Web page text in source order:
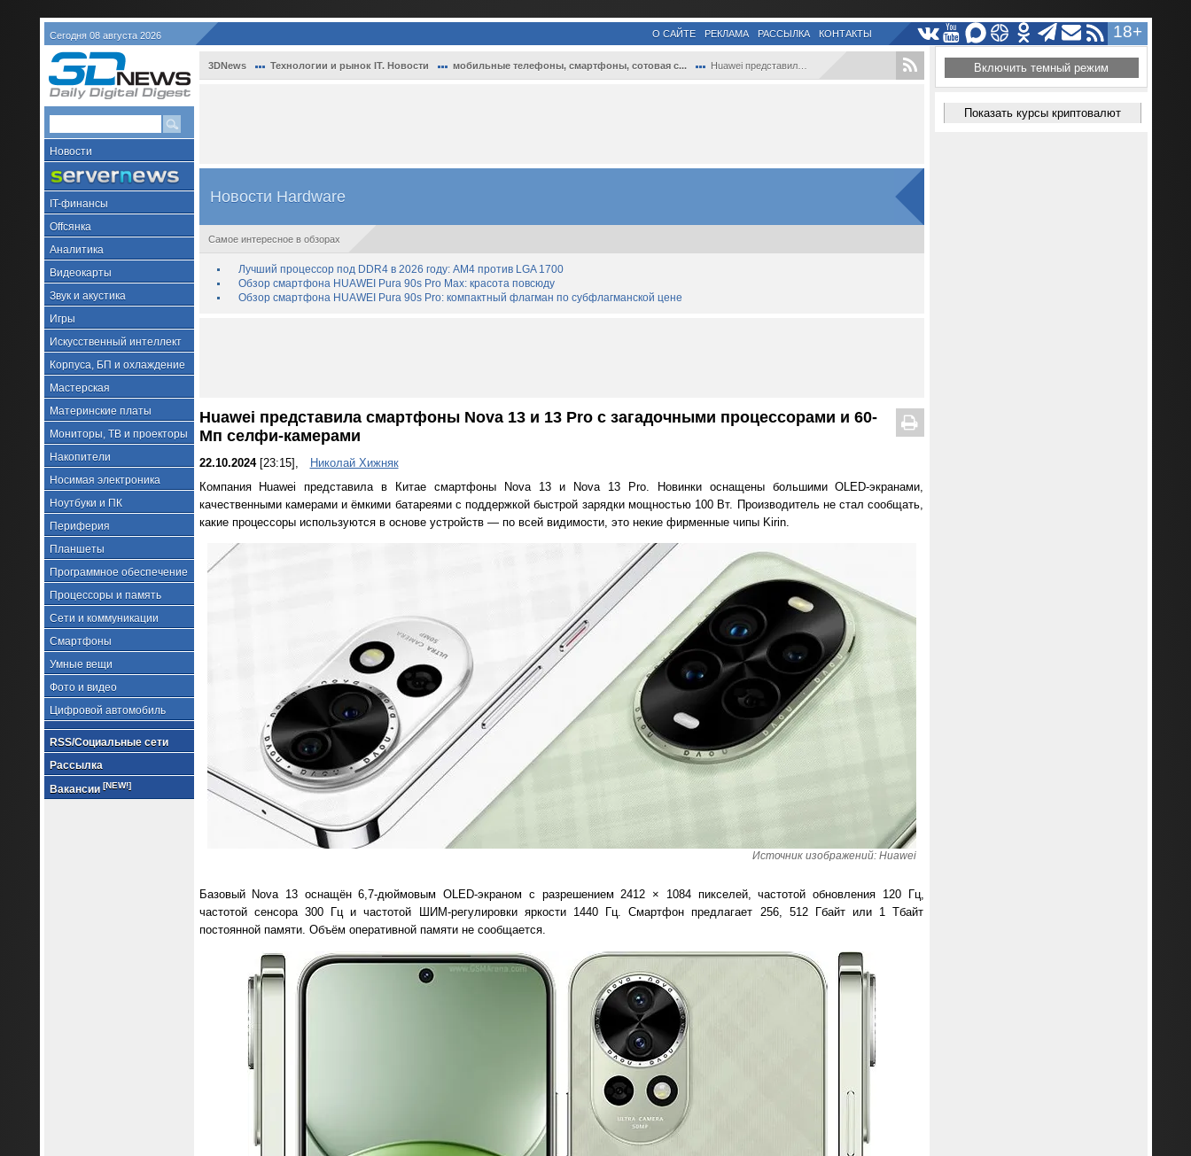
Сегодня 08 августа 2026 18+
О САЙТЕ РЕКЛАМА РАССЫЛКА КОНТАКТЫ
Новости
IT-финансы
Offсянка
Аналитика
Видеокарты
Звук и акустика
Игры
Искусственный интеллект
Корпуса, БП и охлаждение
Мастерская
Материнские платы
Мониторы, ТВ и проекторы
Накопители
Носимая электроника
Ноутбуки и ПК
Периферия
Планшеты
Программное обеспечение
Процессоры и память
Сети и коммуникации
Смартфоны
Умные вещи
Фото и видео
Цифровой автомобиль
RSS/Социальные сети
Рассылка
Вакансии [NEW!]
3DNews Технологии и рынок IT. Новости мобильные телефоны, смартфоны, сотовая с... Huawei представила смартфоны Nova 13 и 1...
Новости Hardware
Самое интересное в обзорах
Лучший процессор под DDR4 в 2026 году: AM4 против LGA 1700
Обзор смартфона HUAWEI Pura 90s Pro Max: красота повсюду
Обзор смартфона HUAWEI Pura 90s Pro: компактный флагман по субфлагманской цене
Huawei представила смартфоны Nova 13 и 13 Pro с загадочными процессорами и 60-
Мп селфи-камерами
22.10.2024[23:15],
Николай Хижняк
Компания Huawei представила в Китае смартфоны Nova 13 и Nova 13 Pro. Новинки оснащены большими OLED-экранами,
качественными камерами и ёмкими батареями с поддержкой быстрой зарядки мощностью 100 Вт. Производитель не стал сообщать,
какие процессоры используются в основе устройств — по всей видимости, это некие фирменные чипы Kirin.
Источник изображений: Huawei
Базовый Nova 13 оснащён 6,7-дюймовым OLED-экраном с разрешением 2412 × 1084 пикселей, частотой обновления 120 Гц,
частотой сенсора 300 Гц и частотой ШИМ-регулировки яркости 1440 Гц. Смартфон предлагает 256, 512 Гбайт или 1 Тбайт
постоянной памяти. Объём оперативной памяти не сообщается.
Включить темный режим
Показать курсы криптовалют